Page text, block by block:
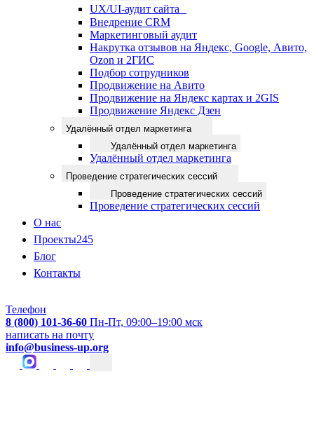
UX/UI-аудит сайта
Внедрение CRM
Маркетинговый аудит
Накрутка отзывов на Яндекс, Google, Авито,
Ozon и 2ГИС
Подбор сотрудников
Продвижение на Авито
Продвижение на Яндекс картах и 2GIS
Продвижение Яндекс Дзен
Удалённый отдел маркетинга
Удалённый отдел маркетинга
Удалённый отдел маркетинга
Проведение стратегических сессий
Проведение стратегических сессий
Проведение стратегических сессий
О нас
Проекты245
Блог
Контакты
Телефон
8 (800) 101-36-60 Пн-Пт, 09:00–19:00 мск
написать на почту
info@business-up.org